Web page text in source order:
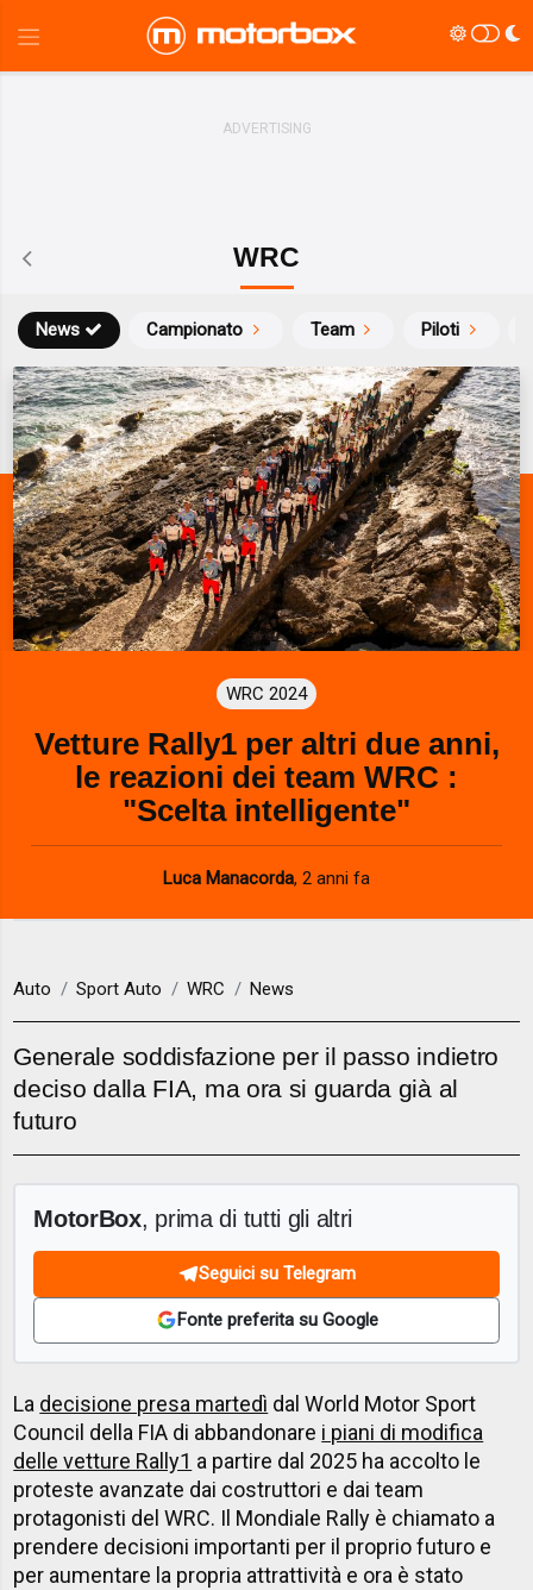
WRC
News Campionato Team Piloti
WRC 2024
Vetture Rally1 per altri due anni,
le reazioni dei team WRC :
"Scelta intelligente"
Luca Manacorda, 2 anni fa
Auto Sport Auto WRC News
Generale soddisfazione per il passo indietro
deciso dalla FIA, ma ora si guarda già al
futuro
MotorBox, prima di tutti gli altri
Seguici su Telegram
Fonte preferita su Google
La decisione presa martedì dal World Motor Sport
Council della FIA di abbandonare i piani di modifica
delle vetture Rally1 a partire dal 2025 ha accolto le
proteste avanzate dai costruttori e dai team
protagonisti del WRC. Il Mondiale Rally è chiamato a
prendere decisioni importanti per il proprio futuro e
per aumentare la propria attrattività e ora è stato